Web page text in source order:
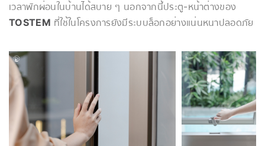
เวลาพักผ่อนในบ้านได้สบาย ๆ นอกจากนี้ประตู-หน้าต่างของ
TOSTEM ที่ใช้ในโครงการยังมีระบบล็อกอย่างแน่นหนาปลอดภัย